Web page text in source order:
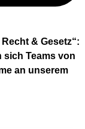
& Gesetz“:
sich Teams von
an unserem